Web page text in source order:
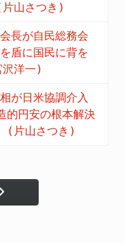
山さつき)
長が自民総務会
盾に国民に背を
洋一)
が日米協調介入
的円安の根本解決
(片山さつき)